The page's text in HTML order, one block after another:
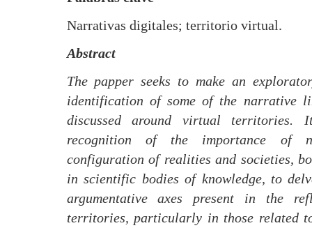
Narrativas digitales; territorio virtual.
Abstract
The papper seeks to make an
identification of some of the narrative
discussed around virtual territories.
recognition of the importance of
configuration of realities and societies,
in scientific bodies of knowledge, to
argumentative axes present in the
territories, particularly in those related